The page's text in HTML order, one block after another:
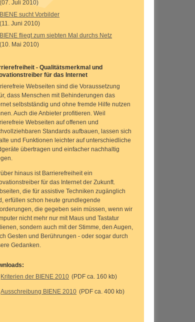
(07. Juli 2010)
BIENE sucht Vorbilder
(11. Juni 2010)
BIENE fliegt zum siebten Mal durchs Netz
(10. Mai 2010)
- Qualitätsmerkmal und
für das Internet
Webseiten sind die Voraussetzung
dass Menschen mit Behinderungen das
selbstständig und ohne fremde Hilfe nutzen
Auch die Anbieter profitieren. Weil
Webseiten auf offenen und
Standards aufbauen, lassen sich
und Funktionen leichter auf unterschiedliche
übertragen und einfacher nachhaltig
hinaus ist Barrierefreiheit ein
für das Internet der Zukunft.
seiten, die für assistive Techniken zugänglich
erfüllen schon heute grundlegende
die gegeben sein müssen, wenn wir
nicht mehr nur mit Maus und Tastatur
sondern auch mit der Stimme, den Augen,
Gesten und Berührungen - oder sogar durch
Gedanken.
:
Kriterien der BIENE 2010 (PDF ca. 160 kb)
Ausschreibung BIENE 2010 (PDF ca. 400 kb)